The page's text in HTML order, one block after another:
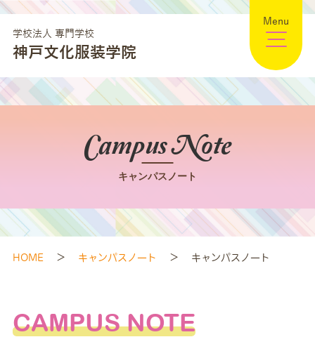
学校法人 専門学校
神戸文化服装学院
Menu
Campus Note
キャンパスノート
HOME > キャンパスノート > キャンパスノート
CAMPUS NOTE